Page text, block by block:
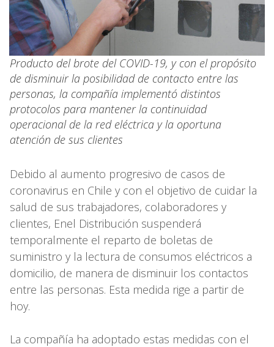
Producto del brote del COVID-19, y con el propósito
de disminuir la posibilidad de contacto entre las
personas, la compañía implementó distintos
protocolos para mantener la continuidad
operacional de la red eléctrica y la oportuna
atención de sus clientes
Debido al aumento progresivo de casos de
coronavirus en Chile y con el objetivo de cuidar la
salud de sus trabajadores, colaboradores y
clientes, Enel Distribución suspenderá
temporalmente el reparto de boletas de
suministro y la lectura de consumos eléctricos a
domicilio, de manera de disminuir los contactos
entre las personas. Esta medida rige a partir de
hoy.
La compañía ha adoptado estas medidas con el